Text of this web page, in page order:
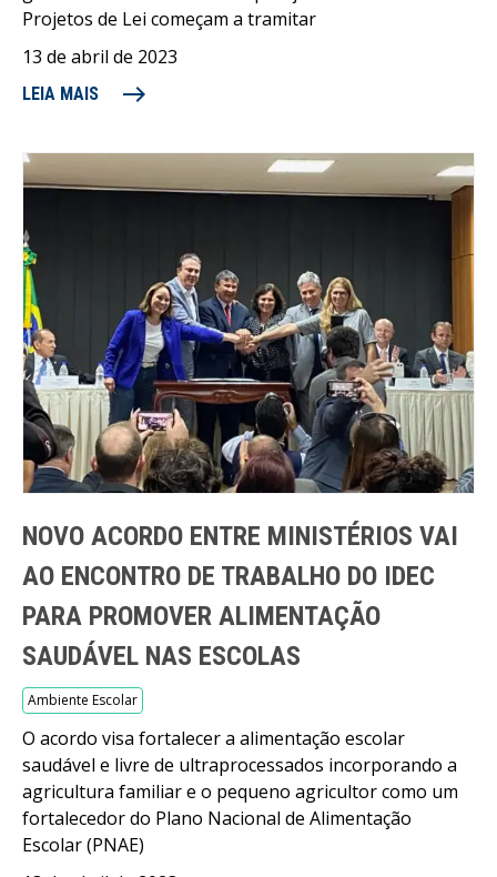
Projetos de Lei começam a tramitar
13 de abril de 2023
LEIA MAIS east
NOVO ACORDO ENTRE MINISTÉRIOS VAI
AO ENCONTRO DE TRABALHO DO IDEC
PARA PROMOVER ALIMENTAÇÃO
SAUDÁVEL NAS ESCOLAS
Ambiente Escolar
O acordo visa fortalecer a alimentação escolar
saudável e livre de ultraprocessados incorporando a
agricultura familiar e o pequeno agricultor como um
fortalecedor do Plano Nacional de Alimentação
Escolar (PNAE)